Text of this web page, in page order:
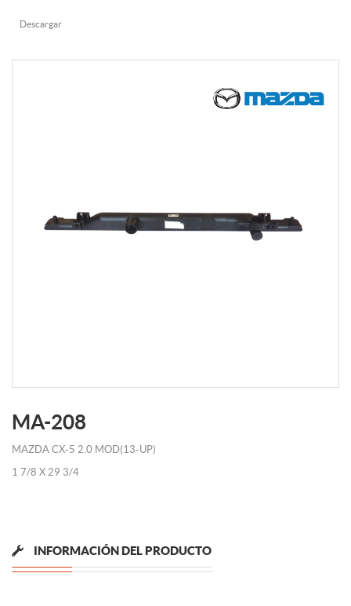
Descargar
MA-208
MAZDA CX-5 2.0 MOD(13-UP)
1 7/8 X 29 3/4
INFORMACIÓN DEL PRODUCTO